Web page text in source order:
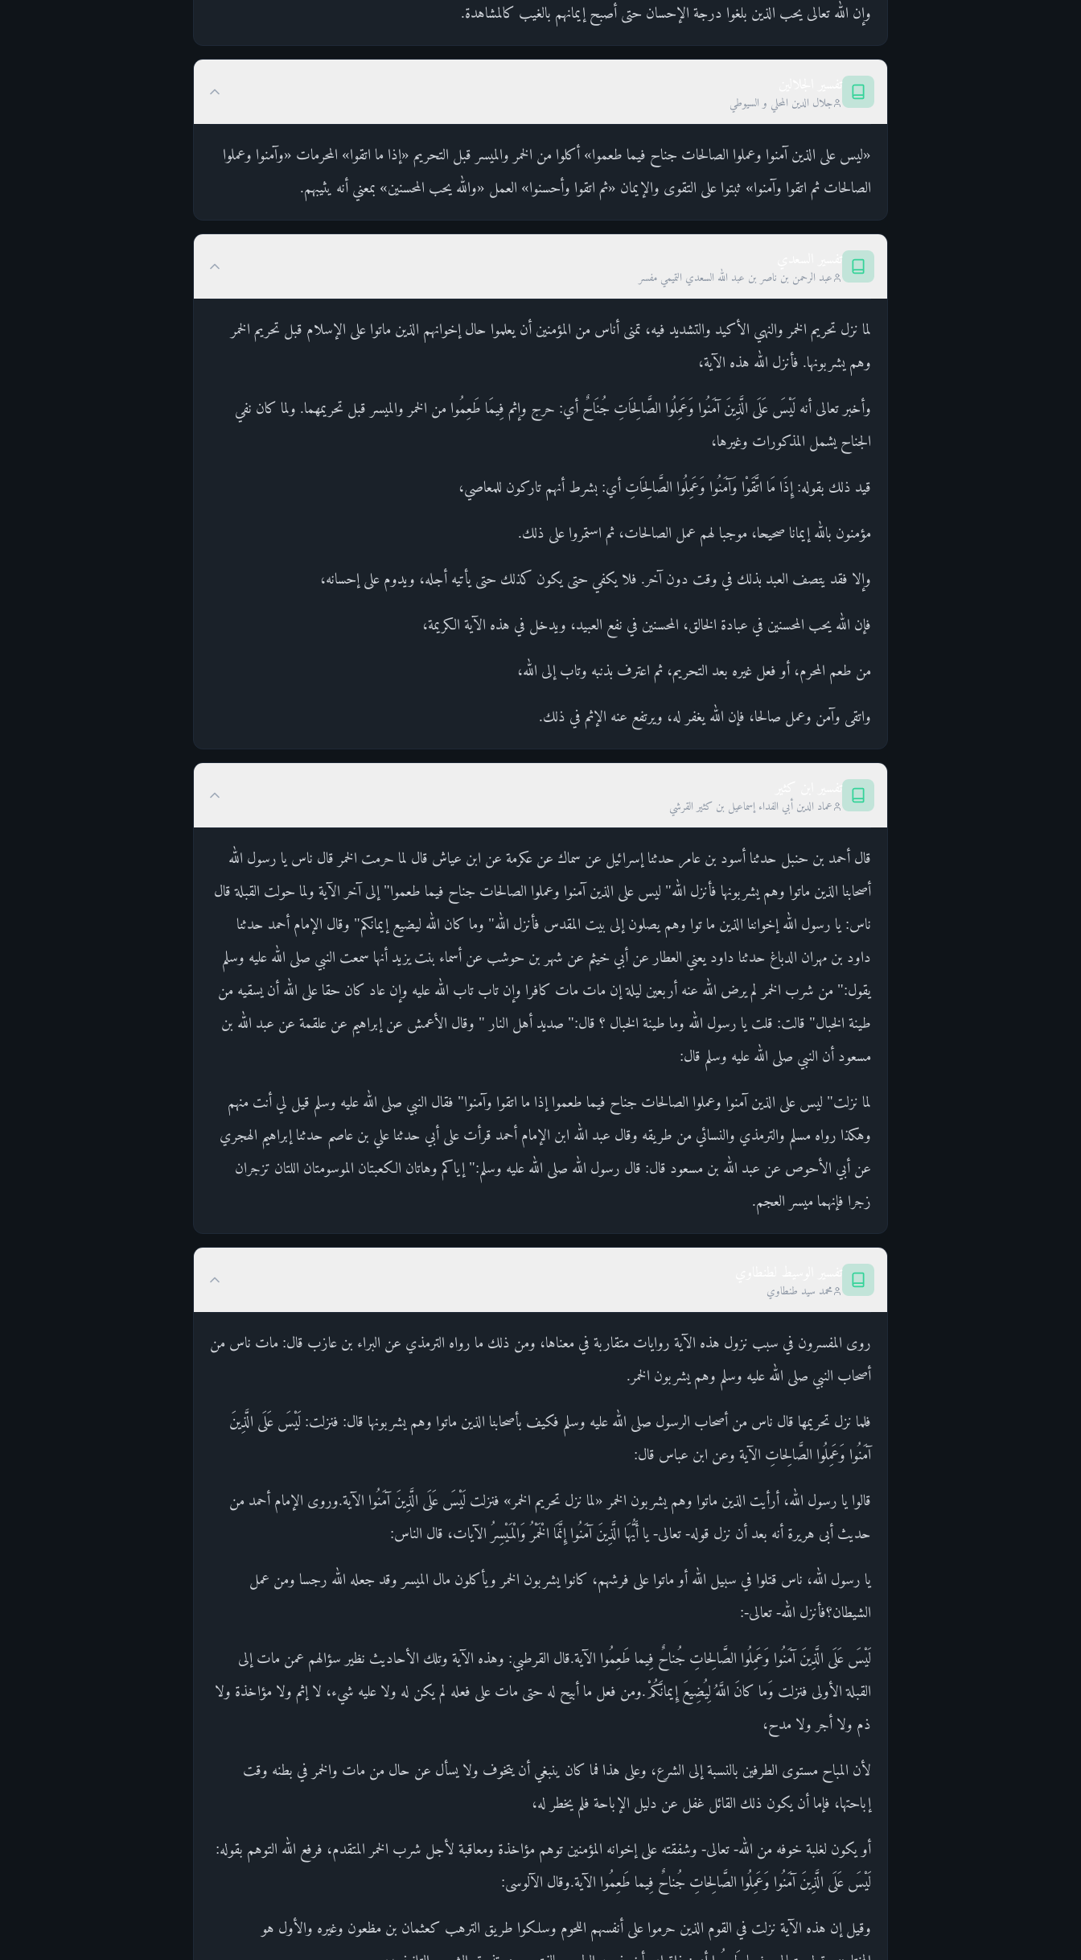
وإن الله تعالى يحب الذين بلغوا درجة الإحسان حتى أصبح إيمانهم بالغيب كالمشاهدة.
جلال الدين المحلي و السيوطي
«ليس على الذين آمنوا وعملوا الصالحات جناح فيما طعموا» أكلوا من الخمر والميسر قبل التحريم «إذا ما اتقوا» المحرمات «وآمنوا وعملوا
الصالحات ثم اتقوا وآمنوا» ثبتوا على التقوى والإيمان «ثم اتقوا وأحسنوا» العمل «والله يحب المحسنين» بمعني أنه يثيبهم.
عبد الرحمن بن ناصر بن عبد الله السعدي التميمي مفسر
لما نزل تحريم الخمر والنهي الأكيد والتشديد فيه، تمنى أناس من المؤمنين أن يعلموا حال إخوانهم الذين ماتوا على الإسلام قبل تحريم الخمر
وهم يشربونها. فأنزل الله هذه الآية،
وأخبر تعالى أنه لَيْسَ عَلَى الَّذِينَ آمَنُوا وَعَمِلُوا الصَّالِحَاتِ جُنَاحٌ أي: حرج وإثم فِيمَا طَعِمُوا من الخمر والميسر قبل تحريمهما. ولما كان نفي
الجناح يشمل المذكورات وغيرها،
قيد ذلك بقوله: إِذَا مَا اتَّقَوْا وَآمَنُوا وَعَمِلُوا الصَّالِحَاتِ أي: بشرط أنهم تاركون للمعاصي،
مؤمنون بالله إيمانا صحيحا، موجبا لهم عمل الصالحات، ثم استمروا على ذلك.
وإلا فقد يتصف العبد بذلك في وقت دون آخر. فلا يكفي حتى يكون كذلك حتى يأتيه أجله، ويدوم على إحسانه،
فإن الله يحب المحسنين في عبادة الخالق، المحسنين في نفع العبيد، ويدخل في هذه الآية الكريمة،
من طعم المحرم، أو فعل غيره بعد التحريم، ثم اعترف بذنبه وتاب إلى الله،
واتقى وآمن وعمل صالحا، فإن الله يغفر له، ويرتفع عنه الإثم في ذلك.
عماد الدين أبي الفداء إسماعيل بن كثير القرشي
قال أحمد بن حنبل حدثنا أسود بن عامر حدثنا إسرائيل عن سماك عن عكرمة عن ابن عياش قال لما حرمت الخمر قال ناس يا رسول الله
أصحابنا الذين ماتوا وهم يشربونها فأنزل الله" ليس على الذين آمنوا وعملوا الصالحات جناح فيما طعموا" إلى آخر الآية ولما حولت القبلة قال
ناس: يا رسول الله إخواننا الذين ما توا وهم يصلون إلى بيت المقدس فأنزل الله" وما كان الله ليضيع إيمانكم" وقال الإمام أحمد حدثنا
داود بن مهران الدباغ حدثنا داود يعني العطار عن أبي خيثم عن شهر بن حوشب عن أسماء بنت يزيد أنها سمعت النبي صلى الله عليه وسلم
يقول:" من شرب الخمر لم يرض الله عنه أربعين ليلة إن مات مات كافرا وإن تاب تاب الله عليه وإن عاد كان حقا على الله أن يسقيه من
طينة الخبال" قالت: قلت يا رسول الله وما طينة الخبال ؟ قال:" صديد أهل النار " وقال الأعمش عن إبراهيم عن علقمة عن عبد الله بن
مسعود أن النبي صلى الله عليه وسلم قال:
لما نزلت" ليس على الذين آمنوا وعملوا الصالحات جناح فيما طعموا إذا ما اتقوا وآمنوا" فقال النبي صلى الله عليه وسلم قيل لي أنت منهم
وهكذا رواه مسلم والترمذي والنسائي من طريقه وقال عبد الله ابن الإمام أحمد قرأت على أبي حدثنا علي بن عاصم حدثنا إبراهيم الهجري
عن أبي الأحوص عن عبد الله بن مسعود قال: قال رسول الله صلى الله عليه وسلم:" إياكم وهاتان الكعبتان الموسومتان اللتان تزجران
زجرا فإنهما ميسر العجم.
محمد سيد طنطاوي
روى المفسرون في سبب نزول هذه الآية روايات متقاربة في معناها، ومن ذلك ما رواه الترمذي عن البراء بن عازب قال: مات ناس من
أصحاب النبي صلى الله عليه وسلم وهم يشربون الخمر.
فلما نزل تحريمها قال ناس من أصحاب الرسول صلى الله عليه وسلم فكيف بأصحابنا الذين ماتوا وهم يشربونها قال: فنزلت: لَيْسَ عَلَى الَّذِينَ
آمَنُوا وَعَمِلُوا الصَّالِحاتِ الآية وعن ابن عباس قال:
قالوا يا رسول الله، أرأيت الذين ماتوا وهم يشربون الخمر «لما نزل تحريم الخمر» فنزلت لَيْسَ عَلَى الَّذِينَ آمَنُوا الآية.وروى الإمام أحمد من
حديث أبى هريرة أنه بعد أن نزل قوله- تعالى- يا أَيُّهَا الَّذِينَ آمَنُوا إِنَّمَا الْخَمْرُ وَالْمَيْسِرُ الآيات، قال الناس:
يا رسول الله، ناس قتلوا في سبيل الله أو ماتوا على فرشهم، كانوا يشربون الخمر ويأكلون مال الميسر وقد جعله الله رجسا ومن عمل
الشيطان؟فأنزل الله- تعالى-:
لَيْسَ عَلَى الَّذِينَ آمَنُوا وَعَمِلُوا الصَّالِحاتِ جُناحٌ فِيما طَعِمُوا الآية.قال القرطبي: وهذه الآية وتلك الأحاديث نظير سؤالهم عمن مات إلى
القبلة الأولى فنزلت وَما كانَ اللَّهُ لِيُضِيعَ إِيمانَكُمْ.ومن فعل ما أبيح له حتى مات على فعله لم يكن له ولا عليه شيء، لا إثم ولا مؤاخذة ولا
ذم ولا أجر ولا مدح،
لأن المباح مستوى الطرفين بالنسبة إلى الشرع، وعلى هذا فما كان ينبغي أن يتخوف ولا يسأل عن حال من مات والخمر في بطنه وقت
إباحتها، فإما أن يكون ذلك القائل غفل عن دليل الإباحة فلم يخطر له،
أو يكون لغلبة خوفه من الله- تعالى- وشفقته على إخوانه المؤمنين توهم مؤاخذة ومعاقبة لأجل شرب الخمر المتقدم، فرفع الله التوهم بقوله:
لَيْسَ عَلَى الَّذِينَ آمَنُوا وَعَمِلُوا الصَّالِحاتِ جُناحٌ فِيما طَعِمُوا الآية.وقال الآلوسى:
وقيل إن هذه الآية نزلت في القوم الذين حرموا على أنفسهم اللحوم وسلكوا طريق الترهب كعثمان بن مظعون وغيره والأول هو